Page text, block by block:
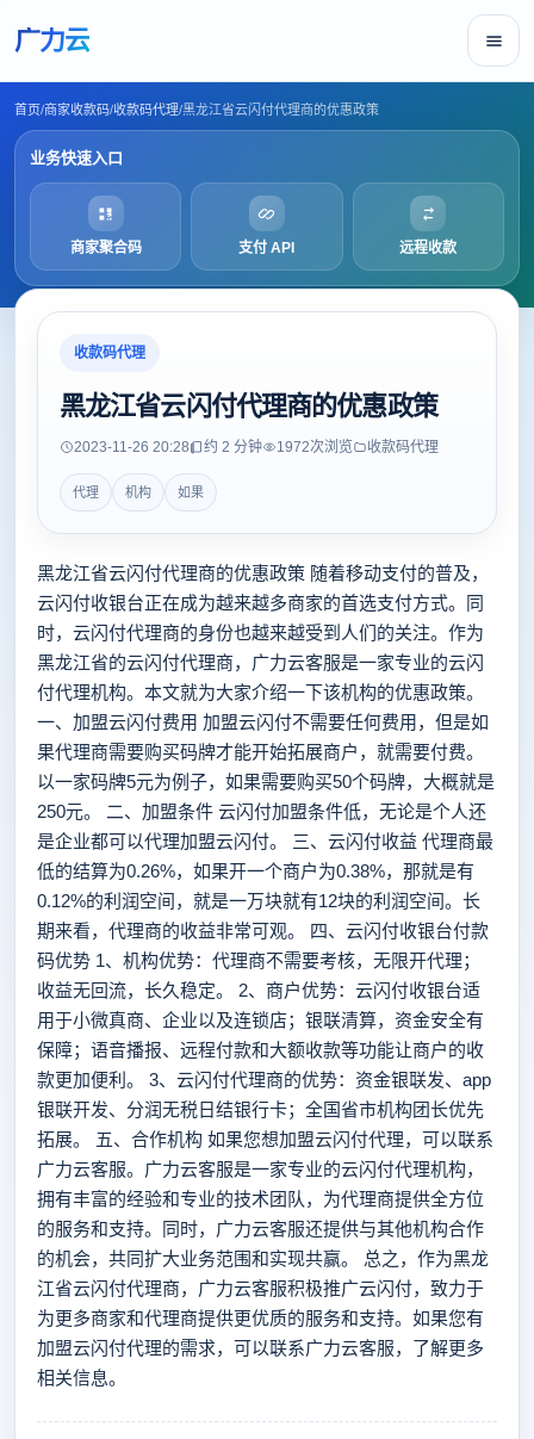
广力云
首页/商家收款码/收款码代理/黑龙江省云闪付代理商的优惠政策
业务快速入口
商家聚合码 支付 API 远程收款
收款码代理
黑龙江省云闪付代理商的优惠政策
2023-11-26 20:28 约 2 分钟 1972次浏览 收款码代理
代理 机构 如果
黑龙江省云闪付代理商的优惠政策 随着移动支付的普及，
云闪付收银台正在成为越来越多商家的首选支付方式。同
时，云闪付代理商的身份也越来越受到人们的关注。作为
黑龙江省的云闪付代理商，广力云客服是一家专业的云闪
付代理机构。本文就为大家介绍一下该机构的优惠政策。
一、加盟云闪付费用 加盟云闪付不需要任何费用，但是如
果代理商需要购买码牌才能开始拓展商户，就需要付费。
以一家码牌5元为例子，如果需要购买50个码牌，大概就是
250元。 二、加盟条件 云闪付加盟条件低，无论是个人还
是企业都可以代理加盟云闪付。 三、云闪付收益 代理商最
低的结算为0.26%，如果开一个商户为0.38%，那就是有
0.12%的利润空间，就是一万块就有12块的利润空间。长
期来看，代理商的收益非常可观。 四、云闪付收银台付款
码优势 1、机构优势：代理商不需要考核，无限开代理；
收益无回流，长久稳定。 2、商户优势：云闪付收银台适
用于小微真商、企业以及连锁店；银联清算，资金安全有
保障；语音播报、远程付款和大额收款等功能让商户的收
款更加便利。 3、云闪付代理商的优势：资金银联发、app
银联开发、分润无税日结银行卡；全国省市机构团长优先
拓展。 五、合作机构 如果您想加盟云闪付代理，可以联系
广力云客服。广力云客服是一家专业的云闪付代理机构，
拥有丰富的经验和专业的技术团队，为代理商提供全方位
的服务和支持。同时，广力云客服还提供与其他机构合作
的机会，共同扩大业务范围和实现共赢。 总之，作为黑龙
江省云闪付代理商，广力云客服积极推广云闪付，致力于
为更多商家和代理商提供更优质的服务和支持。如果您有
加盟云闪付代理的需求，可以联系广力云客服，了解更多
相关信息。